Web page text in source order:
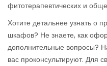
фитотерапевтических и
Хотите детальнее узнать о
шкафов? Не знаете, как
дополнительные вопросы?
вас проконсультируют. Для